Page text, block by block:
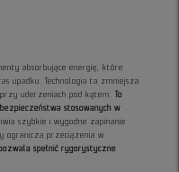
absorbujące energię, które
upadku. Technologia ta zmniejsza
uderzeniach pod kątem.To
stosowanych w
szybkie i wygodne zapinanie
ogranicza przeciążenia w
spełnić rygorystyczne